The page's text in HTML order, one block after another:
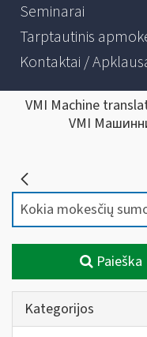
Seminarai
Tarptautinis
Kontaktai /
VMI Machine
VMI
Paieška
Kategorijos